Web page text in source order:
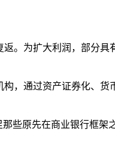
。为扩大利润，部分
，通过资产证券化、
些原先在商业银行框架